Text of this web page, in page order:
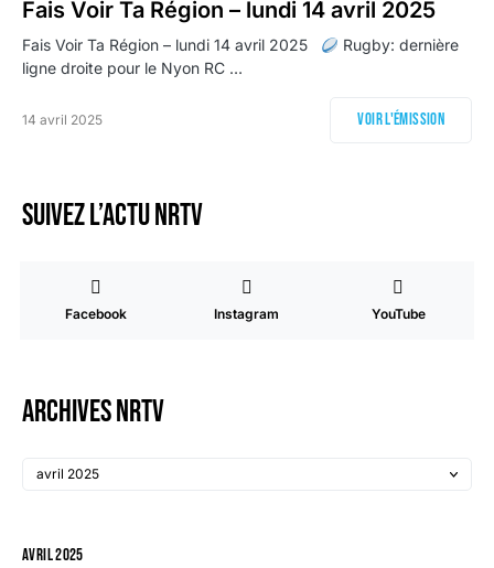
Fais Voir Ta Région – lundi 14 avril 2025
Fais Voir Ta Région – lundi 14 avril 2025
Rugby: dernière
ligne droite pour le Nyon RC …
14 avril 2025 Voir l'émission
Suivez l’actu NRTV
Facebook Instagram YouTube
Archives NRTV
avril 2025